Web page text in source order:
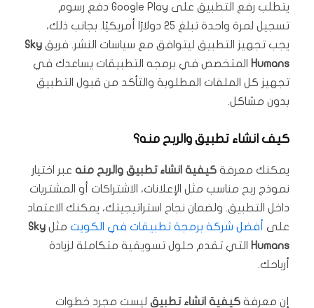
يتطلب رفع التطبيق على Google Play دفع رسوم
تسجيل لمرة واحدة تبلغ 25 دولارًا أمريكيًا. بجانب ذلك،
يجب تجهيز التطبيق ليتوافق مع سياسات النشر. فريق Sky
Humans
المتخصص في برمجه التطبيقات يساعدك في
تجهيز كل الملفات المطلوبة والتأكد من قبول التطبيق
بدون مشاكل.
كيف انشاء تطبيق والربح منه؟
يمكنك معرفة كيفية انشاء تطبيق والربح منه عبر اختيار
نموذج ربح مناسب مثل الإعلانات، الاشتراكات أو المشتريات
داخل التطبيق. ولضمان نجاح استراتيجيتك، يمكنك الاعتماد
على
أفضل شركة برمجة تطبيقات في الكويت مثل Sky
Humans
التي تقدم حلول تسويقية متكاملة لزيادة
أرباحك.
إن معرفة كيفية انشاء تطبيق ليست مجرد خطوات